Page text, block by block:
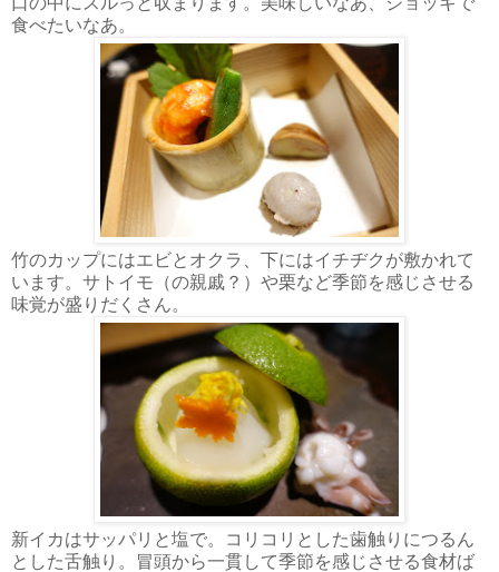
食べたいなあ。
竹のカップにはエビとオクラ、下にはイチヂクが敷かれて
います。サトイモ（の親戚？）や栗など季節を感じさせる
味覚が盛りだくさん。
新イカはサッパリと塩で。コリコリとした歯触りにつるん
とした舌触り。冒頭から一貫して季節を感じさせる食材ば